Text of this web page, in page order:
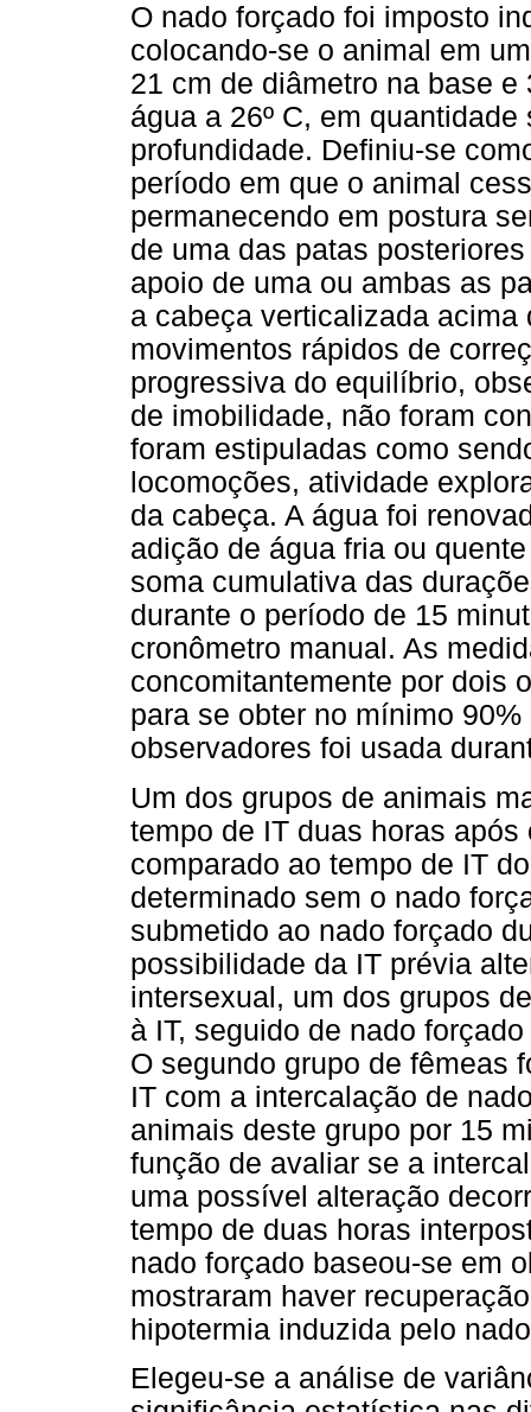
O nado forçado foi imposto
colocando-se o animal em
21 cm de diâmetro na base
água a 26º C, em
profundidade. Definiu-se
período em que o animal
permanecendo em postura
de uma das patas
apoio de uma ou ambas as
a cabeça verticalizada
movimentos rápidos de
progressiva do equilíbrio,
de imobilidade, não foram
foram estipuladas como
locomoções, atividade
da cabeça. A água foi
adição de água fria ou
soma cumulativa das
durante o período de 15
cronômetro manual. As
concomitantemente por dois
para se obter no mínimo
observadores foi usada
Um dos grupos de animais
tempo de IT duas horas
comparado ao tempo de IT
determinado sem o nado
submetido ao nado forçado
possibilidade da IT prévia
intersexual, um dos grupos
à IT, seguido de nado
O segundo grupo de fêmeas
IT com a intercalação de
animais deste grupo por 15
função de avaliar se a
uma possível alteração
tempo de duas horas
nado forçado baseou-se em
mostraram haver
hipotermia induzida pelo
Elegeu-se a análise de